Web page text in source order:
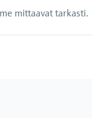
mittaavat tarkasti.